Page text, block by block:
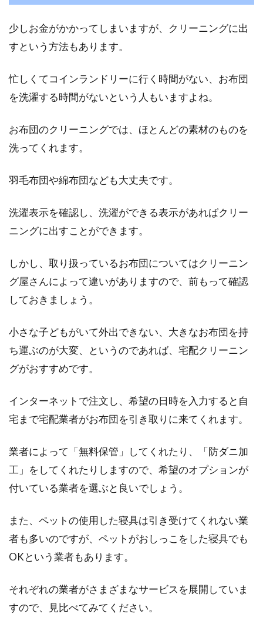
少しお金がかかってしまいますが、クリーニングに出
すという方法もあります。
忙しくてコインランドリーに行く時間がない、お布団
を洗濯する時間がないという人もいますよね。
お布団のクリーニングでは、ほとんどの素材のものを
洗ってくれます。
羽毛布団や綿布団なども大丈夫です。
洗濯表示を確認し、洗濯ができる表示があればクリー
ニングに出すことができます。
しかし、取り扱っているお布団についてはクリーニン
グ屋さんによって違いがありますので、前もって確認
しておきましょう。
小さな子どもがいて外出できない、大きなお布団を持
ち運ぶのが大変、というのであれば、宅配クリーニン
グがおすすめです。
インターネットで注文し、希望の日時を入力すると自
宅まで宅配業者がお布団を引き取りに来てくれます。
業者によって「無料保管」してくれたり、「防ダニ加
工」をしてくれたりしますので、希望のオプションが
付いている業者を選ぶと良いでしょう。
また、ペットの使用した寝具は引き受けてくれない業
者も多いのですが、ペットがおしっこをした寝具でも
OKという業者もあります。
それぞれの業者がさまざまなサービスを展開していま
すので、見比べてみてください。